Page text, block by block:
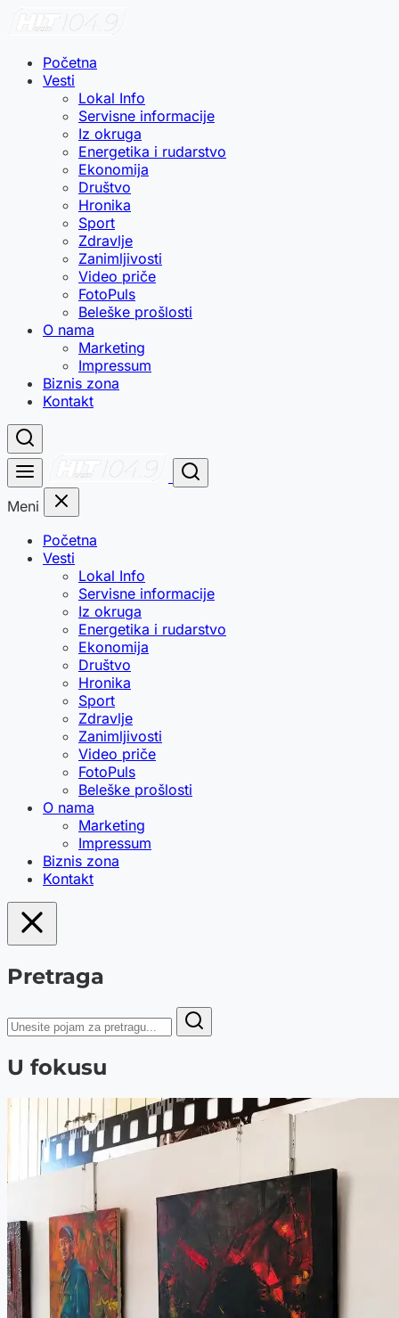
Početna
Vesti
Lokal Info
Servisne informacije
Iz okruga
Energetika i rudarstvo
Ekonomija
Društvo
Hronika
Sport
Zdravlje
Zanimljivosti
Video priče
FotoPuls
Beleške prošlosti
O nama
Marketing
Impressum
Biznis zona
Kontakt
Meni
Početna
Vesti
Lokal Info
Servisne informacije
Iz okruga
Energetika i rudarstvo
Ekonomija
Društvo
Hronika
Sport
Zdravlje
Zanimljivosti
Video priče
FotoPuls
Beleške prošlosti
O nama
Marketing
Impressum
Biznis zona
Kontakt
Pretraga
U fokusu